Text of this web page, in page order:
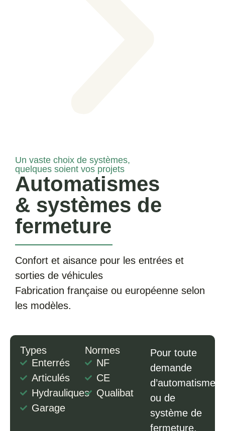
Un vaste choix de systèmes,
quelques soient vos projets
Automatismes
& systèmes de
fermeture
Confort et aisance pour les entrées et
sorties de véhicules
Fabrication française ou européenne selon
les modèles.
Types
Enterrés
Articulés
Hydrauliques
Garage
Normes
NF
CE
Qualibat
Pour toute
demande
d’automatisme
ou de
système de
fermeture,